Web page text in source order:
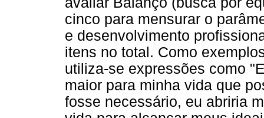
cinco para mensurar o
e desenvolvimento
itens no total. Como
utiliza-se expressões como
maior para minha vida que
fosse necessário, eu abriria